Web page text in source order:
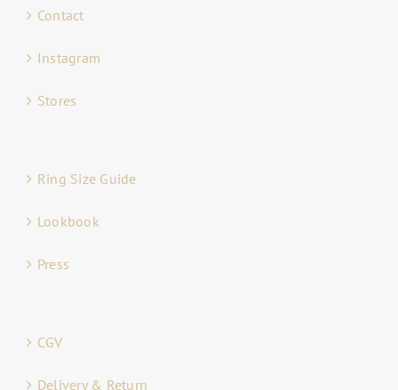
Contact
Instagram
Stores
Ring Size Guide
Lookbook
Press
CGV
Delivery & Return